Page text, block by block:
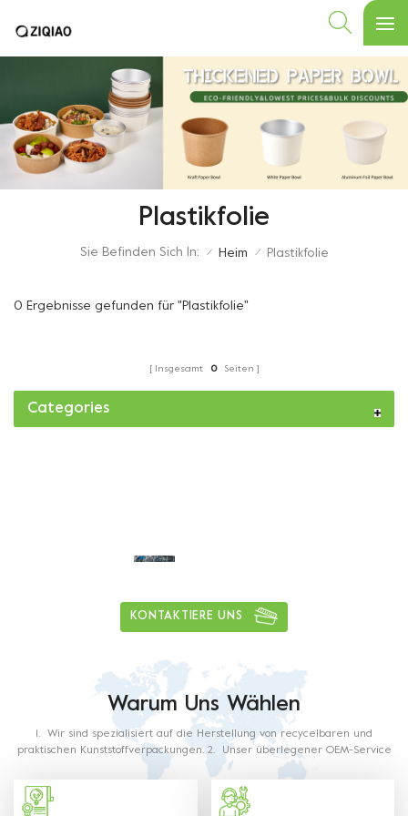
Plastikfolie
Sie Befinden Sich In: / Heim / Plastikfolie
0 Ergebnisse gefunden für "Plastikfolie"
Insgesamt 0 Seiten
Categories
KONTAKTIERE UNS
Warum Uns Wählen
1. Wir sind spezialisiert auf die Herstellung von recycelbaren und
praktischen Kunststoffverpackungen. 2. Unser überlegener OEM-Service
ist entschlossen, Sie in Erstaunen zu versetzen. 3. Mit reicher Erfahrung
in dieser Branche wird unser Personal alle Ihre Anforderungen erfüllen.
4. Unsere Produkte werden aus lebensmittelechtem Kunststoff